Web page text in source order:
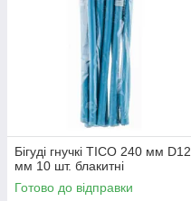
Бігуді гнучкі TICO 240 мм D12
мм 10 шт. блакитні
Готово до відправки